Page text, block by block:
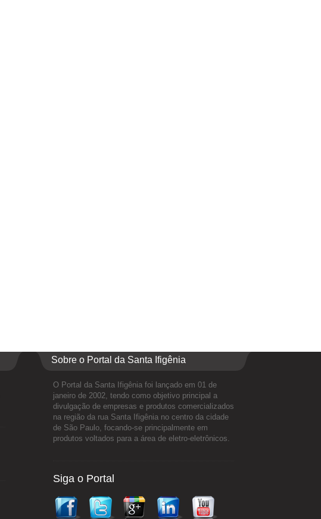
Sobre o Portal da Santa Ifigênia
O Portal da Santa Ifigênia foi lançado em 01 de
janeiro de 2002, tendo como objetivo principal a
divulgação de empresas e produtos comercializados
na região da rua Santa Ifigênia no centro da cidade
de São Paulo, focando-se principalmente em
produtos voltados para a área de eletro-eletrônicos.
Siga o Portal